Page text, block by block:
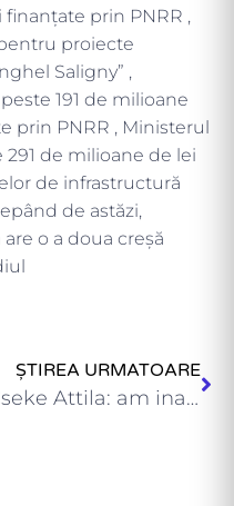
prin PNRR ,
proiecte
Saligny” ,
191 de milioane
prin PNRR , Ministerul
de milioane de lei
de infrastructură
de astăzi,
o a doua creșă
ȘTIREA URMATOARE
Cseke Attila: am inaugurat astăzi prima creșă din județul Maramureș…